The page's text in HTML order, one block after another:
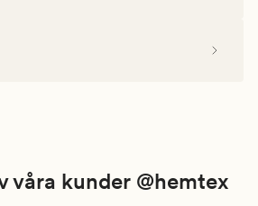
våra kunder @hemtex